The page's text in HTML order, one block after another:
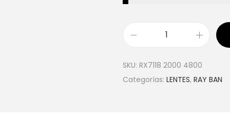
SKU: RX7118 2000 4800
Categorías: LENTES, RAY BAN